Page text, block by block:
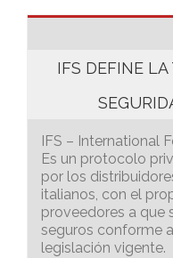
IFS DEFINE
IFS – International
Es un protocolo
por los
italianos, con el
proveedores a que
seguros conforme
legislación vigente.